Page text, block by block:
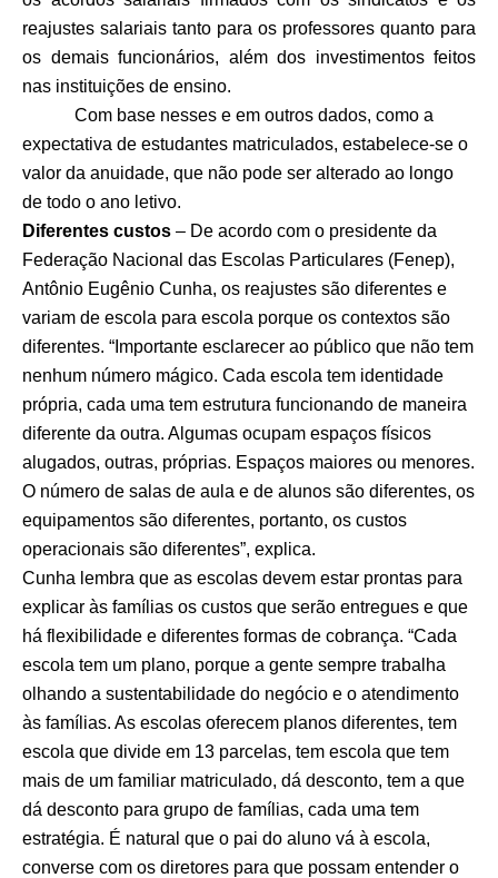
reajustes salariais tanto para os professores quanto para
os demais funcionários, além dos investimentos feitos
nas instituições de ensino.
Com base nesses e em outros dados, como a
expectativa de estudantes matriculados, estabelece-se o
valor da anuidade, que não pode ser alterado ao longo
de todo o ano letivo.
Diferentes custos – De acordo com o presidente da
Federação Nacional das Escolas Particulares (Fenep),
Antônio Eugênio Cunha, os reajustes são diferentes e
variam de escola para escola porque os contextos são
diferentes. “Importante esclarecer ao público que não tem
nenhum número mágico. Cada escola tem identidade
própria, cada uma tem estrutura funcionando de maneira
diferente da outra. Algumas ocupam espaços físicos
alugados, outras, próprias. Espaços maiores ou menores.
O número de salas de aula e de alunos são diferentes, os
equipamentos são diferentes, portanto, os custos
operacionais são diferentes”, explica.
Cunha lembra que as escolas devem estar prontas para
explicar às famílias os custos que serão entregues e que
há flexibilidade e diferentes formas de cobrança. “Cada
escola tem um plano, porque a gente sempre trabalha
olhando a sustentabilidade do negócio e o atendimento
às famílias. As escolas oferecem planos diferentes, tem
escola que divide em 13 parcelas, tem escola que tem
mais de um familiar matriculado, dá desconto, tem a que
dá desconto para grupo de famílias, cada uma tem
estratégia. É natural que o pai do aluno vá à escola,
converse com os diretores para que possam entender o